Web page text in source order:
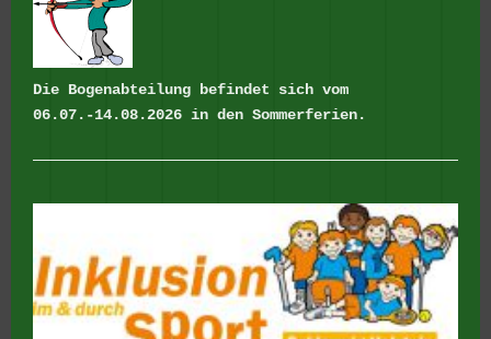
Die Bogenabteilung befindet sich vom
06.07.-14.08.2026 in den Sommerferien.